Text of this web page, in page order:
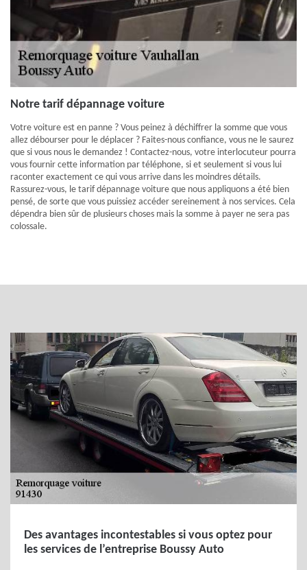
Notre tarif dépannage voiture
Votre voiture est en panne ? Vous peinez à déchiffrer la somme que vous
allez débourser pour le déplacer ? Faites-nous confiance, vous ne le saurez
que si vous nous le demandez ! Contactez-nous, votre interlocuteur pourra
vous fournir cette information par téléphone, si et seulement si vous lui
raconter exactement ce qui vous arrive dans les moindres détails.
Rassurez-vous, le tarif dépannage voiture que nous appliquons a été bien
pensé, de sorte que vous puissiez accéder sereinement à nos services. Cela
dépendra bien sûr de plusieurs choses mais la somme à payer ne sera pas
colossale.
Des avantages incontestables si vous optez pour
les services de l’entreprise Boussy Auto